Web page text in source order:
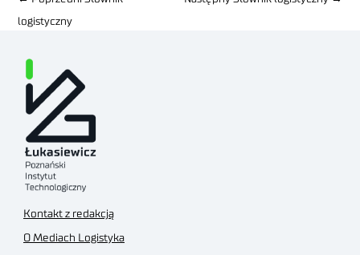
logistyczny
Kontakt z redakcją
O Mediach Logistyka